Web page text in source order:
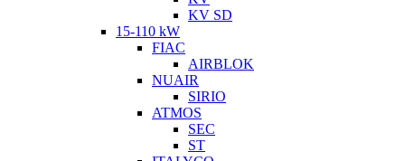
KV SD
15-110 kW
FIAC
AIRBLOK
NUAIR
SIRIO
ATMOS
SEC
ST